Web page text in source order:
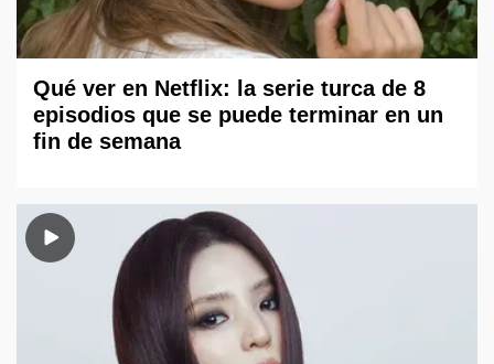
Qué ver en Netflix: la serie turca de 8
episodios que se puede terminar en un
fin de semana